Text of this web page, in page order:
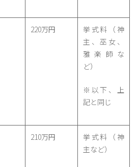
220万円
挙式料（神
主、巫女、
雅楽師な
ど）
※以下、上
記と同じ
210万円
挙式料（神
主など）